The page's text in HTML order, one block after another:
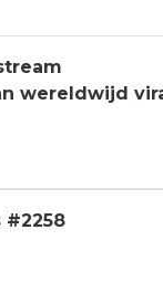
wereldwijd
#2258